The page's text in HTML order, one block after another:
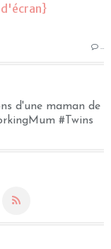
d'une maman de
#Twins
d'écran}
…